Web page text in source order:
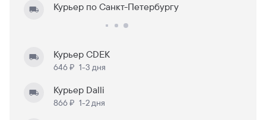
Курьер по Санкт-Петербургу
Курьер CDEK
646 ₽ 1-3 дня
Курьер Dalli
866 ₽ 1-2 дня